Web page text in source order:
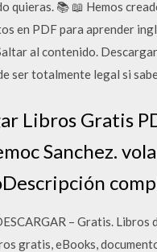
quieras. 📚 📖 Hemos
en PDF para aprender
al contenido.
ser totalmente legal si
Libros Gratis
Sanchez.
– Gratis. Libros
gratis, eBooks,